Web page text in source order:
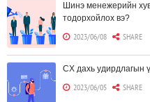
Шинэ менежерийн
тодорхойлох вэ?
2023/06/08 SHARE
CX дахь удирдлагын
2023/06/05 SHARE